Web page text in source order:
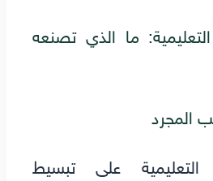
ما الذي تصنعه
المجرد
على تبسيط